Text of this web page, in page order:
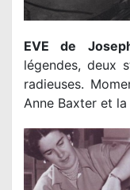
EVE de
légendes, deux
radieuses.
Anne Baxter et